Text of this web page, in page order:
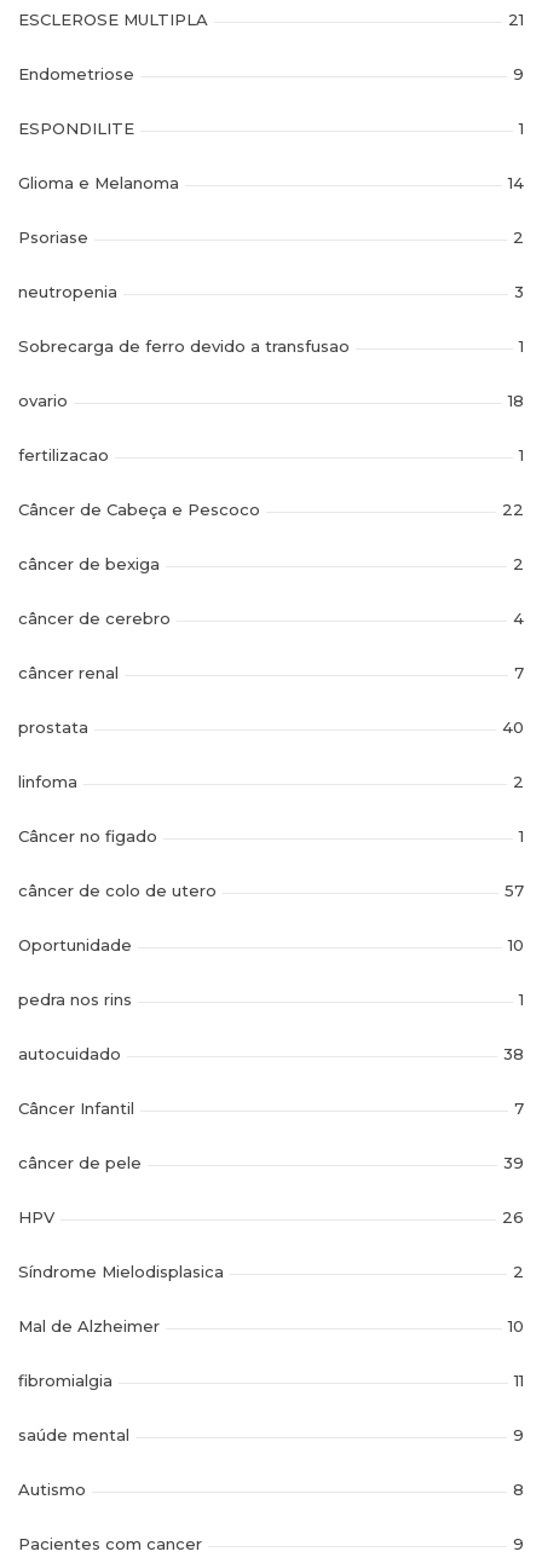
ESCLEROSE MULTIPLA 21
Endometriose 9
ESPONDILITE 1
Glioma e Melanoma 14
Psoriase 2
neutropenia 3
Sobrecarga de ferro devido a transfusao 1
ovario 18
fertilizacao 1
Câncer de Cabeça e Pescoco 22
câncer de bexiga 2
câncer de cerebro 4
câncer renal 7
prostata 40
linfoma 2
Câncer no figado 1
câncer de colo de utero 57
Oportunidade 10
pedra nos rins 1
autocuidado 38
Câncer Infantil 7
câncer de pele 39
HPV 26
Síndrome Mielodisplasica 2
Mal de Alzheimer 10
fibromialgia 11
saúde mental 9
Autismo 8
Pacientes com cancer 9